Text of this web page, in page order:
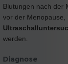
Blutungen nach der
vor der Menopause,
werden.
Diagnose